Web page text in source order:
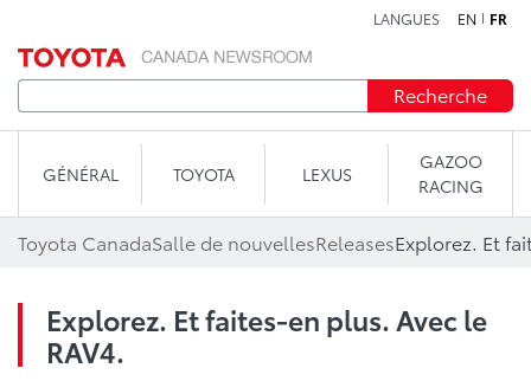
LANGUES EN FR
Recherche
GÉNÉRAL TOYOTA LEXUS
GAZOO
RACING
Toyota CanadaSalle de nouvellesReleasesExplorez. Et
Explorez. Et faites-en plus. Avec le
RAV4.